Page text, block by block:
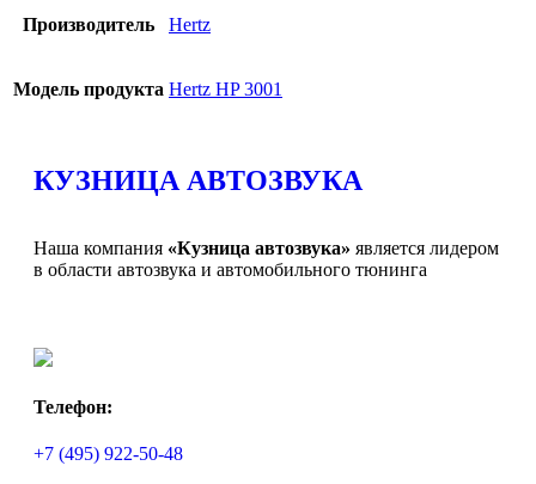
Производитель Hertz
Модель продукта Hertz HP 3001
КУЗНИЦА АВТОЗВУКА
Наша компания «Кузница автозвука» является лидером
в области автозвука и автомобильного тюнинга
Телефон:
+7 (495) 922-50-48